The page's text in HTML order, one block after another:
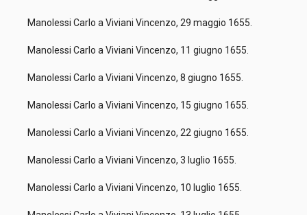
Manolessi Carlo a Viviani Vincenzo, 29 maggio 1655.
Manolessi Carlo a Viviani Vincenzo, 11 giugno 1655.
Manolessi Carlo a Viviani Vincenzo, 8 giugno 1655.
Manolessi Carlo a Viviani Vincenzo, 15 giugno 1655.
Manolessi Carlo a Viviani Vincenzo, 22 giugno 1655.
Manolessi Carlo a Viviani Vincenzo, 3 luglio 1655.
Manolessi Carlo a Viviani Vincenzo, 10 luglio 1655.